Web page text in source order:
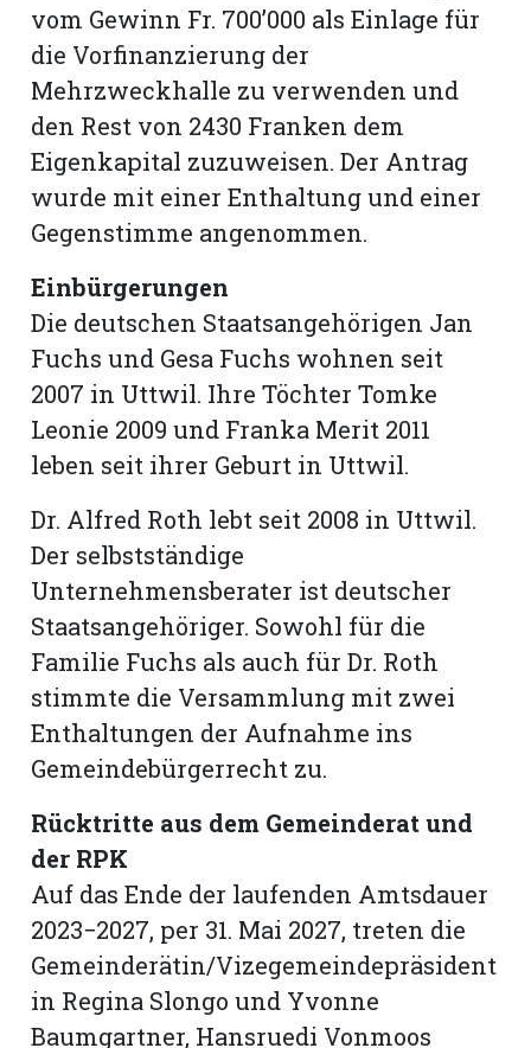
vom Gewinn Fr. 700’000 als Einlage für
die Vorfinanzierung der
Mehrzweckhalle zu verwenden und
den Rest von 2430 Franken dem
Eigenkapital zuzuweisen. Der Antrag
wurde mit einer Enthaltung und einer
Gegenstimme angenommen.
Einbürgerungen
Die deutschen Staatsangehörigen Jan
Fuchs und Gesa Fuchs wohnen seit
2007 in Uttwil. Ihre Töchter Tomke
Leonie 2009 und Franka Merit 2011
leben seit ihrer Geburt in Uttwil.
Dr. Alfred Roth lebt seit 2008 in Uttwil.
Der selbstständige
Unternehmensberater ist deutscher
Staatsangehöriger. Sowohl für die
Familie Fuchs als auch für Dr. Roth
stimmte die Versammlung mit zwei
Enthaltungen der Aufnahme ins
Gemeindebürgerrecht zu.
Rücktritte aus dem Gemeinderat und
der RPK
Auf das Ende der laufenden Amtsdauer
2023−2027, per 31. Mai 2027, treten die
Gemeinderätin/Vizegemeindepräsident
in Regina Slongo und Yvonne
Baumgartner, Hansruedi Vonmoos